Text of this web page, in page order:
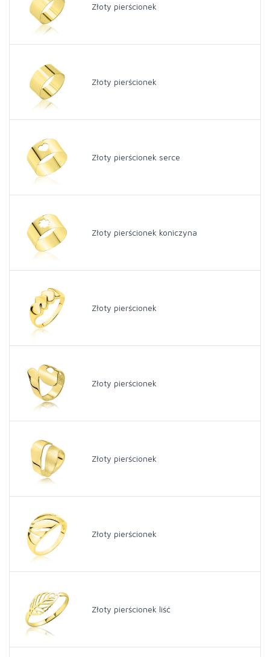
Złoty pierścionek
Złoty pierścionek
Złoty pierścionek serce
Złoty pierścionek koniczyna
Złoty pierścionek
Złoty pierścionek
Złoty pierścionek
Złoty pierścionek
Złoty pierścionek liść